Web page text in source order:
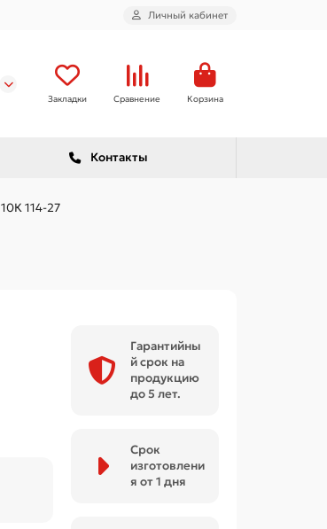
Личный кабинет
Закладки Сравнение Корзина
Контакты
10К 114-27
Гарантийны
й срок на
продукцию
до 5 лет.
Срок
изготовлени
я от 1 дня